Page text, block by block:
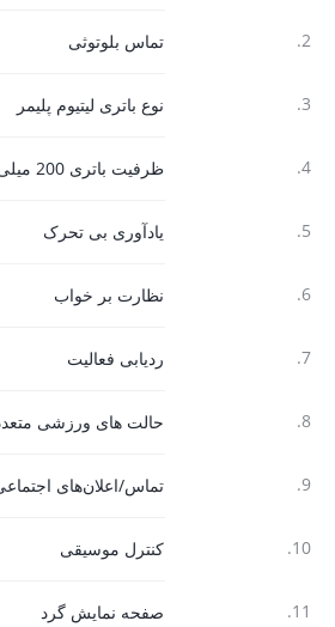
2. تماس بلوتوثی
3. نوع باتری لیتیوم پلیمر
4. ظرفیت باتری 200 میلی آمپر ساعت
5. یادآوری بی تحرک
6. نظارت بر خواب
7. ردیابی فعالیت
8. حالت های ورزشی
9. تماس/اعلان‌های
10. کنترل موسیقی
11. صفحه نمایش گرد